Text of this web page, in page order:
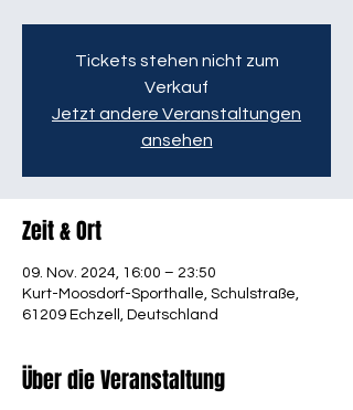
Tickets stehen nicht zum
Verkauf
Jetzt andere Veranstaltungen
ansehen
Zeit & Ort
09. Nov. 2024, 16:00 – 23:50
Kurt-Moosdorf-Sporthalle, Schulstraße,
61209 Echzell, Deutschland
Über die Veranstaltung